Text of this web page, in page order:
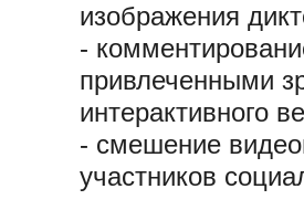
изображения
-
привлеченными
интерактивного
- смешение
участников